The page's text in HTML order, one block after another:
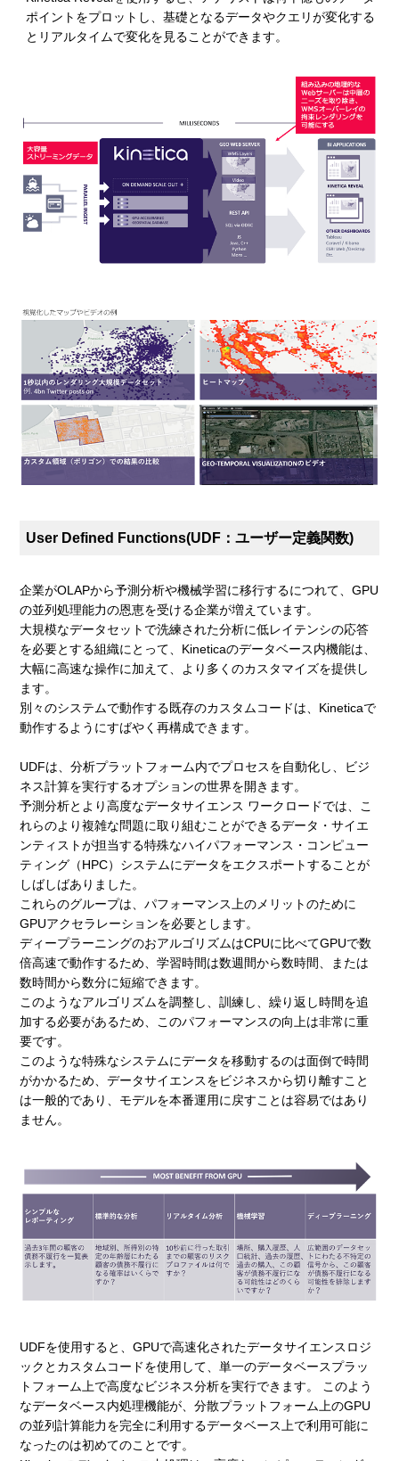
ポイントをプロットし、基礎となるデータやクエリが変化する
とリアルタイムで変化を見ることができます。
User Defined Functions(UDF：ユーザー定義関数)
企業がOLAPから予測分析や機械学習に移行するにつれて、GPU
の並列処理能力の恩恵を受ける企業が増えています。
大規模なデータセットで洗練された分析に低レイテンシの応答
を必要とする組織にとって、Kineticaのデータベース内機能は、
大幅に高速な操作に加えて、より多くのカスタマイズを提供し
ます。
別々のシステムで動作する既存のカスタムコードは、Kineticaで
動作するようにすばやく再構成できます。
UDFは、分析プラットフォーム内でプロセスを自動化し、ビジ
ネス計算を実行するオプションの世界を開きます。
予測分析とより高度なデータサイエンス ワークロードでは、こ
れらのより複雑な問題に取り組むことができるデータ・サイエ
ンティストが担当する特殊なハイパフォーマンス・コンピュー
ティング（HPC）システムにデータをエクスポートすることが
しばしばありました。
これらのグループは、パフォーマンス上のメリットのために
GPUアクセラレーションを必要とします。
ディープラーニングのおアルゴリズムはCPUに比べてGPUで数
倍高速で動作するため、学習時間は数週間から数時間、または
数時間から数分に短縮できます。
このようなアルゴリズムを調整し、訓練し、繰り返し時間を追
加する必要があるため、このパフォーマンスの向上は非常に重
要です。
このような特殊なシステムにデータを移動するのは面倒で時間
がかかるため、データサイエンスをビジネスから切り離すこと
は一般的であり、モデルを本番運用に戻すことは容易ではあり
ません。
UDFを使用すると、GPUで高速化されたデータサイエンスロジ
ックとカスタムコードを使用して、単一のデータベースプラッ
トフォーム上で高度なビジネス分析を実行できます。 このよう
なデータベース内処理機能が、分散プラットフォーム上のGPU
の並列計算能力を完全に利用するデータベース上で利用可能に
なったのは初めてのことです。